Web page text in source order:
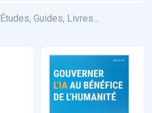
Études, Guides, Livres...